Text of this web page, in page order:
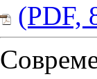
(PDF,